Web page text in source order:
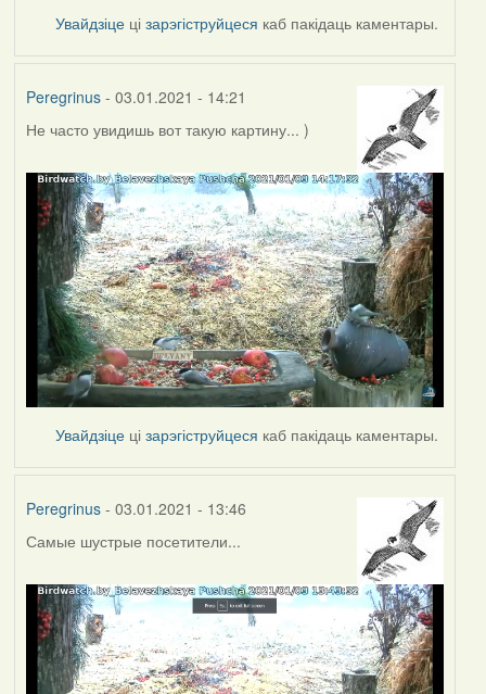
Увайдзіце цізарэгіструйцеся каб пакідаць каментары.
Peregrinus- 03.01.2021 - 14:21
Не часто увидишь вот такую картину... )
Увайдзіце цізарэгіструйцеся каб пакідаць каментары.
Peregrinus- 03.01.2021 - 13:46
Самые шустрые посетители...